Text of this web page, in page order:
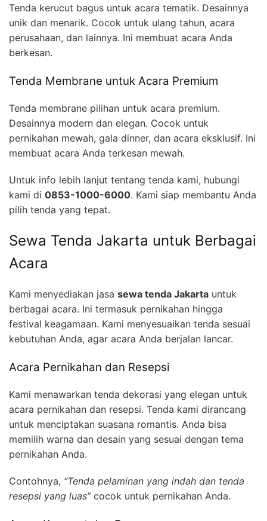
Tenda kerucut bagus untuk acara tematik. Desainnya
unik dan menarik. Cocok untuk ulang tahun, acara
perusahaan, dan lainnya. Ini membuat acara Anda
berkesan.
Tenda Membrane untuk Acara Premium
Tenda membrane pilihan untuk acara premium.
Desainnya modern dan elegan. Cocok untuk
pernikahan mewah, gala dinner, dan acara eksklusif. Ini
membuat acara Anda terkesan mewah.
Untuk info lebih lanjut tentang tenda kami, hubungi
kami di 0853-1000-6000. Kami siap membantu Anda
pilih tenda yang tepat.
Sewa Tenda Jakarta untuk Berbagai
Acara
Kami menyediakan jasa sewa tenda Jakarta untuk
berbagai acara. Ini termasuk pernikahan hingga
festival keagamaan. Kami menyesuaikan tenda sesuai
kebutuhan Anda, agar acara Anda berjalan lancar.
Acara Pernikahan dan Resepsi
Kami menawarkan tenda dekorasi yang elegan untuk
acara pernikahan dan resepsi. Tenda kami dirancang
untuk menciptakan suasana romantis. Anda bisa
memilih warna dan desain yang sesuai dengan tema
pernikahan Anda.
Contohnya, “Tenda pelaminan yang indah dan tenda
resepsi yang luas”cocok untuk pernikahan Anda.